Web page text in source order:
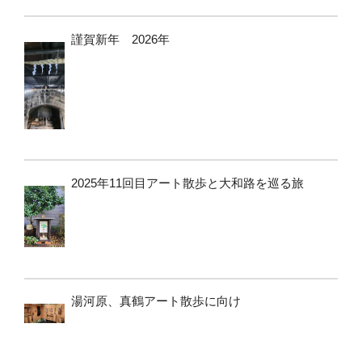
謹賀新年 2026年
2025年11回目アート散歩と大和路を巡る旅
湯河原、真鶴アート散歩に向け